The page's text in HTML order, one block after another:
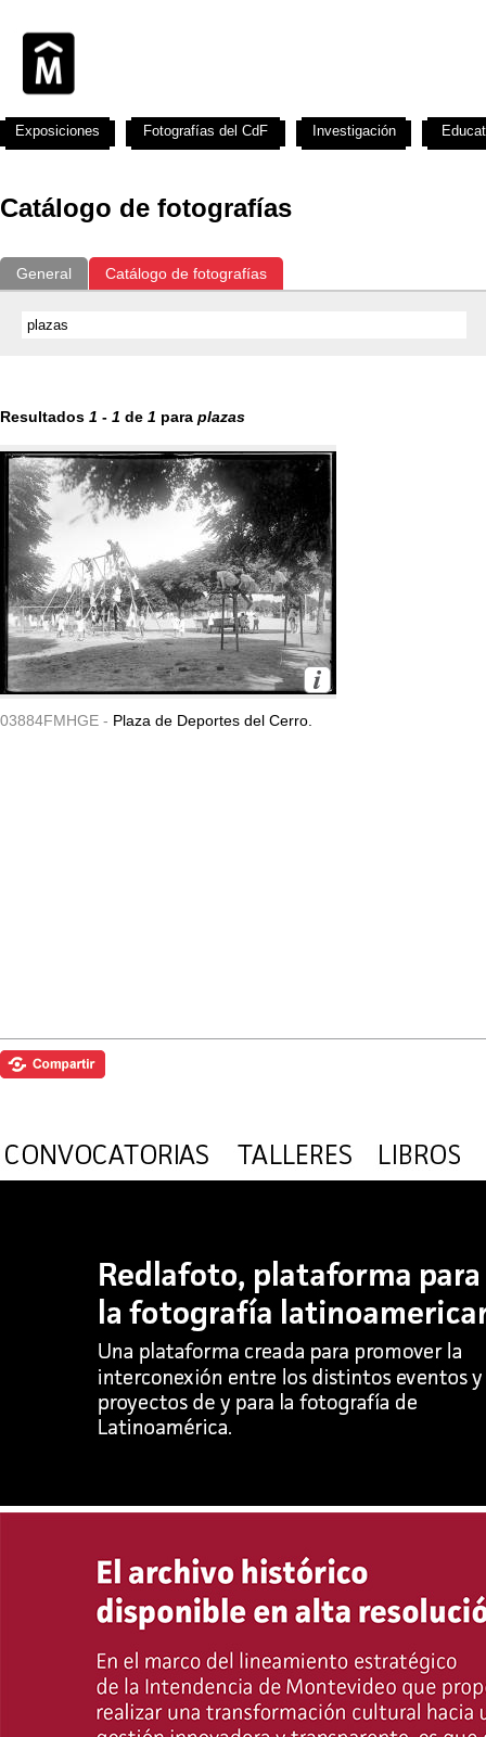
Catálogo de fotografías
General Catálogo de fotografías
Resultados 1 - 1 de 1 para plazas
03884FMHGE - Plaza de Deportes del Cerro.
Exposiciones Fotografías del CdF Investigación